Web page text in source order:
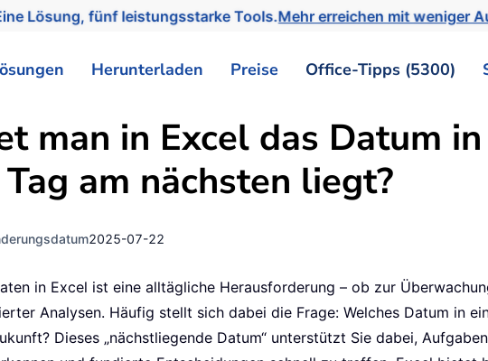
Lösung, fünf leistungsstarke Tools.Mehr erreichen mit weniger
Herunterladen Preise Office-Tipps (5300)
man in Excel das Datum
am nächsten liegt?
2025-07-22
in Excel ist eine alltägliche Herausforderung – ob zur
Analysen. Häufig stellt sich dabei die Frage: Welches Datum in
Dieses „nächstliegende Datum“ unterstützt Sie dabei,